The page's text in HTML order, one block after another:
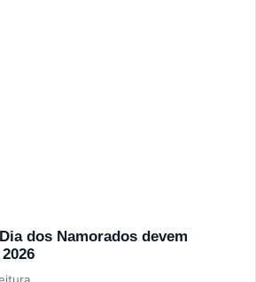
dos Namorados devem